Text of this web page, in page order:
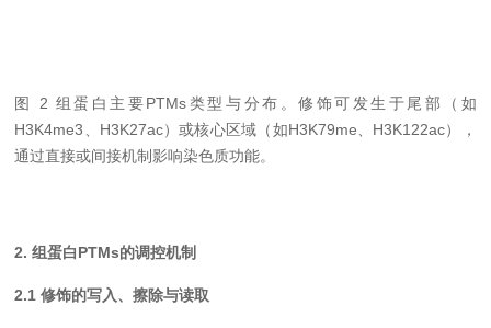
图 2 组蛋白主要PTMs类型与分布。修饰可发生于尾部（如
H3K4me3、H3K27ac）或核心区域（如H3K79me、H3K122ac），
通过直接或间接机制影响染色质功能。
2. 组蛋白PTMs的调控机制
2.1 修饰的写入、擦除与读取